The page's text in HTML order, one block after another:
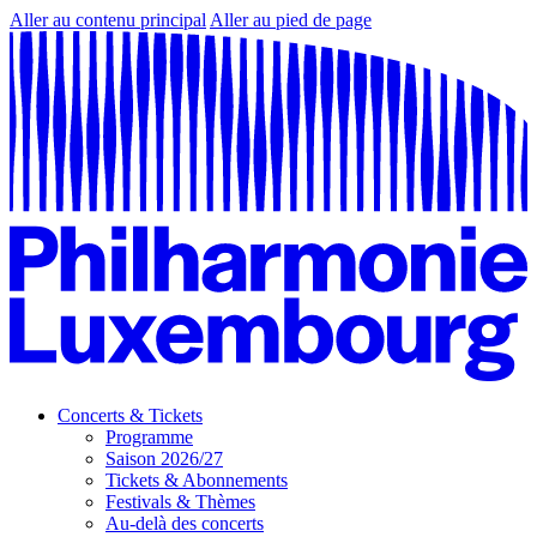
Aller au contenu principal Aller au pied de page
Concerts & Tickets
Programme
Saison 2026/27
Tickets & Abonnements
Festivals & Thèmes
Au-delà des concerts